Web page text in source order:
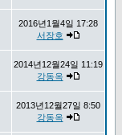
2016년1월4일 17:28
서장호
2014년12월24일 11:19
강동옥
2013년12월27일 8:50
강동옥